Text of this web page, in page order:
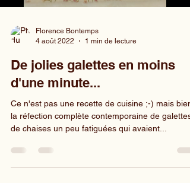
4 août 2022
1 min de lecture
De jolies galettes en moins
d'une minute...
Ce n'est pas une recette de cuisine ;-) mais bien
de chaises un peu fatiguées qui avaient...